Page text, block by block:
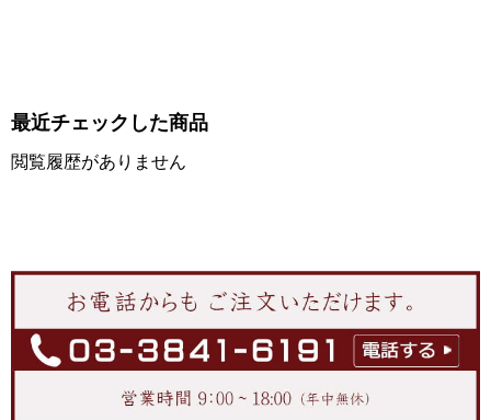
最近チェックした商品
閲覧履歴がありません